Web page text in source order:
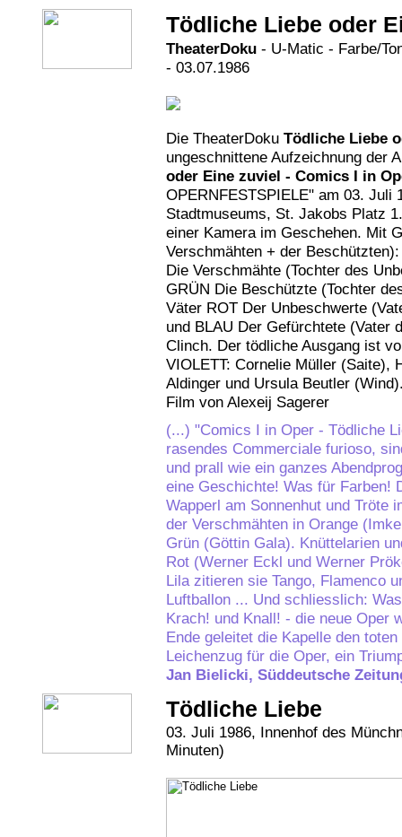
Tödliche Liebe oder
TheaterDoku - U-Matic - Farbe/
- 03.07.1986
Die TheaterDoku Tödliche Liebe
ungeschnittene Aufzeichnung der
oder Eine zuviel - Comics I in
OPERNFESTSPIELE" am 03. Juli
Stadtmuseums, St. Jakobs Platz
einer Kamera im Geschehen. Mit
Verschmähten + der
Die Verschmähte (Tochter des
GRÜN Die Beschützte (Tochter
Väter ROT Der Unbeschwerte
und BLAU Der Gefürchtete (Vater
Clinch. Der tödliche Ausgang ist
VIOLETT: Cornelie Müller (Saite),
Aldinger und Ursula Beutler
Film von Alexeij Sagerer
(...) "Comics I in Oper - Tödliche
rasendes Commerciale furioso,
und prall wie ein ganzes
eine Geschichte! Was für Farben!
Wapperl am Sonnenhut und Tröte
der Verschmähten in Orange
Grün (Göttin Gala). Knüttelarien
Rot (Werner Eckl und Werner
Lila zitieren sie Tango, Flamenco
Luftballon ... Und schliesslich:
Krach! und Knall! - die neue Oper
Ende geleitet die Kapelle den
Leichenzug für die Oper, ein
Jan Bielicki, Süddeutsche
Tödliche Liebe
03. Juli 1986, Innenhof des
Minuten)